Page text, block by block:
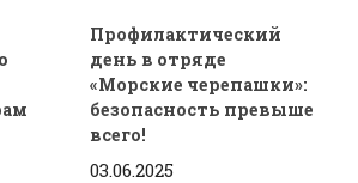
Профилактический
день в отряде
«Морские черепашки»:
безопасность превыше
всего!
03.06.2025